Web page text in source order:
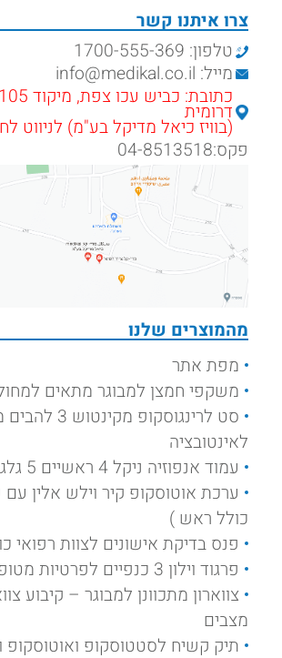
מהמוצרים שלנו
מפת אתר
משקפי חמצן למבוגר מתאים
סט לרינגוסקופ
לאינטובציה
עמוד אנפוזיה ניקל 4 ראשיים 5 גלגלים
ערכת אוטוסקופ קיר וילש אלין עם
כולל ראש )
פנס בדיקת אישונים לצוות רפואי
פרגוד וילון 3 כנפיים לפרטיות מטופלים
מצבים
תיק קשיח לסטטוסקופ ואוטוסקופ
צרו איתנו קשר
טלפון: 1700-555-369
מייל: info@medikal.co.il
דרומית
(בוויז כיאל מדיקל בע"מ) לניווט
פקס:04-8513518